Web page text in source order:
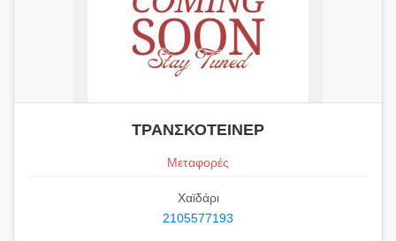
ΤΡΑΝΣΚΟΤΕΙΝΕΡ
Μεταφορές
Χαϊδάρι
2105577193